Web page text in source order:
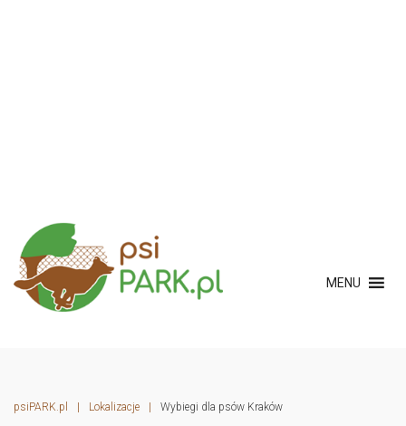
MENU
psiPARK.pl | Lokalizacje | Wybiegi dla psów Kraków